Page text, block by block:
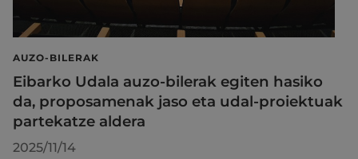
AUZO-BILERAK
Eibarko Udala auzo-bilerak egiten hasiko
da, proposamenak jaso eta udal-proiektuak
partekatze aldera
2025/11/14